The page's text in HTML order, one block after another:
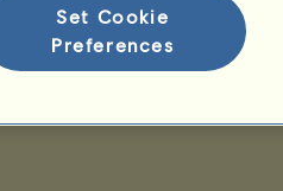
Set Cookie
Preferences